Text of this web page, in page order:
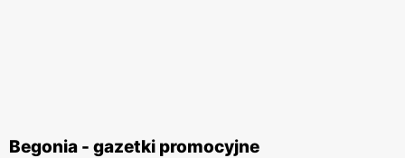
Begonia - gazetki promocyjne